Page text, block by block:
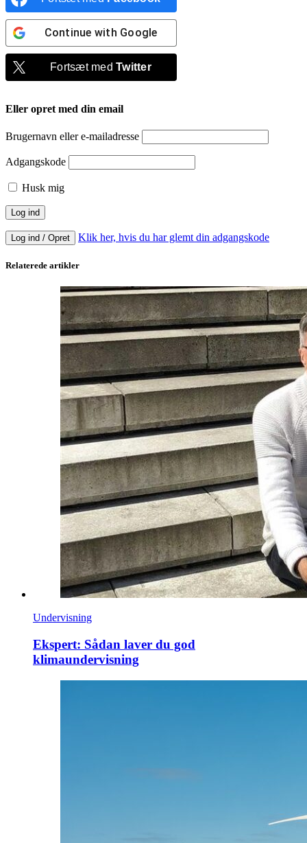
Continue with Google
Fortsæt medTwitter
Eller opret med din email
Brugernavn eller e-mailadresse
Adgangskode
Husk mig
Log ind / Opret Klik her, hvis du har glemt din adgangskode
Relaterede artikler
Undervisning
Ekspert: Sådan laver du god
klimaundervisning